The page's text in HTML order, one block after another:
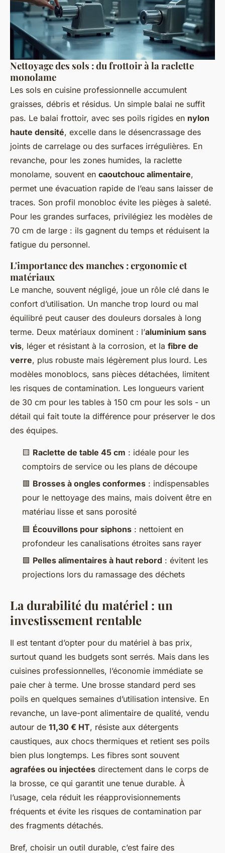
Nettoyage des sols : du frottoir à la raclette
monolame
Les sols en cuisine professionnelle accumulent
graisses, débris et résidus. Un simple balai ne suffit
pas. Le balai frottoir, avec ses poils rigides en nylon
haute densité, excelle dans le désencrassage des
joints de carrelage ou des surfaces irrégulières. En
revanche, pour les zones humides, la raclette
monolame, souvent en caoutchouc alimentaire,
permet une évacuation rapide de l’eau sans laisser de
traces. Son profil monobloc évite les pièges à saleté.
Pour les grandes surfaces, privilégiez les modèles de
70 cm de large : ils gagnent du temps et réduisent la
fatigue du personnel.
L'importance des manches : ergonomie et
matériaux
Le manche, souvent négligé, joue un rôle clé dans le
confort d’utilisation. Un manche trop lourd ou mal
équilibré peut causer des douleurs dorsales à long
terme. Deux matériaux dominent : l’aluminium sans
vis, léger et résistant à la corrosion, et la fibre de
verre, plus robuste mais légèrement plus lourd. Les
modèles monoblocs, sans pièces détachées, limitent
les risques de contamination. Les longueurs varient
de 30 cm pour les tables à 150 cm pour les sols - un
détail qui fait toute la différence pour préserver le dos
des équipes.
🟨 Raclette de table 45 cm : idéale pour les
comptoirs de service ou les plans de découpe
🟥 Brosses à ongles conformes : indispensables
pour le nettoyage des mains, mais doivent être en
matériau lisse et sans porosité
🟦 Écouvillons pour siphons : nettoient en
profondeur les canalisations étroites sans rayer
🟩 Pelles alimentaires à haut rebord : évitent les
projections lors du ramassage des déchets
La durabilité du matériel : un
investissement rentable
Il est tentant d’opter pour du matériel à bas prix,
surtout quand les budgets sont serrés. Mais dans les
cuisines professionnelles, l’économie immédiate se
paie cher à terme. Une brosse standard perd ses
poils en quelques semaines d’utilisation intensive. En
revanche, un lave-pont alimentaire de qualité, vendu
autour de 11,30 € HT, résiste aux détergents
caustiques, aux chocs thermiques et retient ses poils
bien plus longtemps. Les fibres sont souvent
agrafées ou injectées directement dans le corps de
la brosse, ce qui garantit une tenue durable. À
l’usage, cela réduit les réapprovisionnements
fréquents et évite les risques de contamination par
des fragments détachés.
Bref, choisir un outil durable, c’est faire des